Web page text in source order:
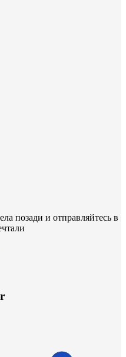
позади и отправляйтесь в